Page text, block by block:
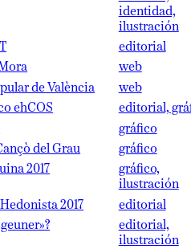
identidad,
ilustración
editorial
web
de València
web
ehCOS
editorial,
gráfico
del Grau
gráfico
2017
gráfico,
ilustración
2017
editorial
editorial,
ilustración